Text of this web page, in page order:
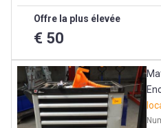
Offre la plus élevée
€ 50